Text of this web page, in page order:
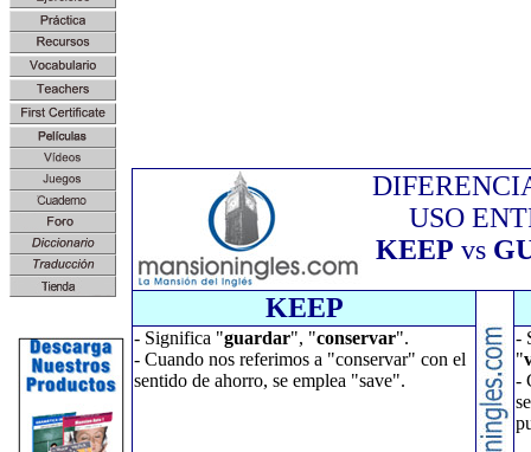
USO
KEEP vs
KEEP
- Significa "guardar", "conservar".
- Cuando nos referimos a "conservar" con el
sentido de ahorro, se emplea "save".
-
"
-